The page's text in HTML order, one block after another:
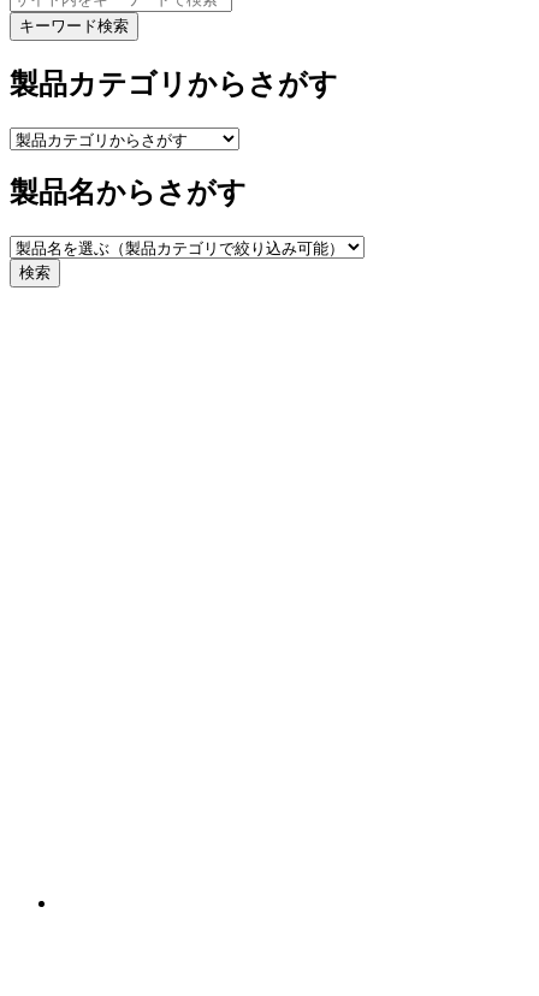
キーワード検索
製品カテゴリからさがす
製品名からさがす
検索